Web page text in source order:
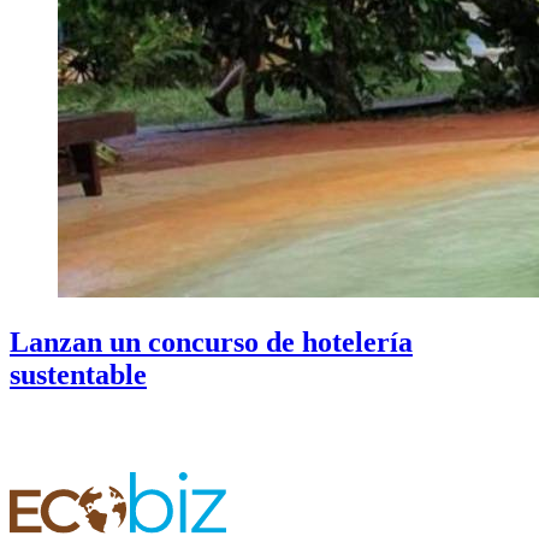
Lanzan un concurso de hotelería
sustentable